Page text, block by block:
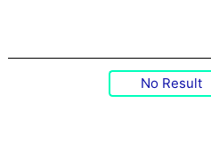
No Result